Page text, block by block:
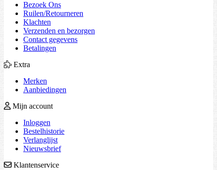
Bezoek Ons
Ruilen/Retourneren
Klachten
Verzenden en bezorgen
Contact gegevens
Betalingen
Extra
Merken
Aanbiedingen
Mijn account
Inloggen
Bestelhistorie
Verlanglijst
Nieuwsbrief
Klantenservice